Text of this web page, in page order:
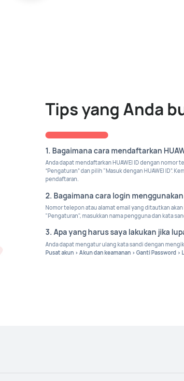
Tips yang Anda
1. Bagaimana cara mendaftarkan
Anda dapat mendaftarkan HUAWEI ID dengan nomor
“Pengaturan” dan pilih "Masuk dengan HUAWEI ID”.
pendaftaran.
2. Bagaimana cara login menggunakan
Nomor telepon atau alamat email yang ditautkan
"Pengaturan", masukkan nama pengguna dan kata
3. Apa yang harus saya lakukan jika
Anda dapat mengatur ulang kata sandi dengan
Pusat akun > Akun dan keamanan > Ganti Password >